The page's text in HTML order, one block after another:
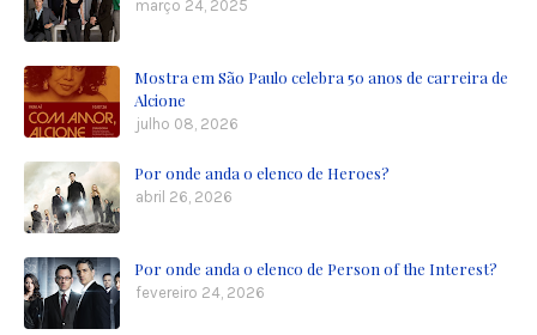
março 24, 2025
Mostra em São Paulo celebra 50 anos de carreira de
Alcione
julho 08, 2026
Por onde anda o elenco de Heroes?
abril 26, 2026
Por onde anda o elenco de Person of the Interest?
fevereiro 24, 2026